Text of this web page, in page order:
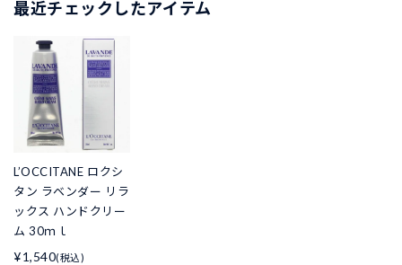
最近チェックしたアイテム
L’OCCITANE ロクシ
タン ラベンダー リラ
ックス ハンドクリー
ム 30ｍｌ
¥1,540(税込)